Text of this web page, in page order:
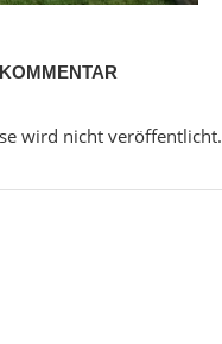
wird nicht veröffentlicht.